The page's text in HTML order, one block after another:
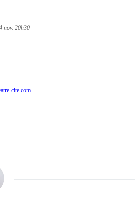
nov. 20h30
cite.com